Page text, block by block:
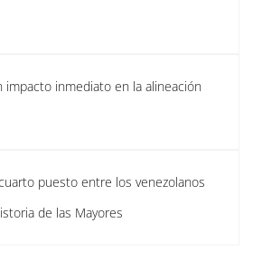
impacto inmediato en la alineación
puesto entre los venezolanos
de las Mayores